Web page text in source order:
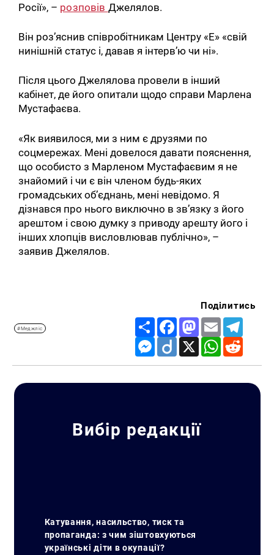
Росії», – розповів Джелялов.
Він роз’яснив співробітникам Центру «Е» «свій
нинішній статус і, давав я інтерв’ю чи ні».
Після цього Джелялова провели в інший
кабінет, де його опитали щодо справи Марлена
Мустафаєва.
«Як виявилося, ми з ним є друзями по
соцмережах. Мені довелося давати пояснення,
що особисто з Марленом Мустафаєвим я не
знайомий і чи є він членом будь-яких
громадських об’єднань, мені невідомо. Я
дізнався про нього виключно в зв’язку з його
арештом і свою думку з приводу арешту його і
інших хлопців висловлював публічно», –
заявив Джелялов.
#Меджліс
Поділитись
Share FacebookMastodon
Email
Messenger
Diigo X WhatsApp
Вибір редакції
Катування, насильство, тиск та
пропаганда: з чим зіштовхуються
українські діти в окупації?